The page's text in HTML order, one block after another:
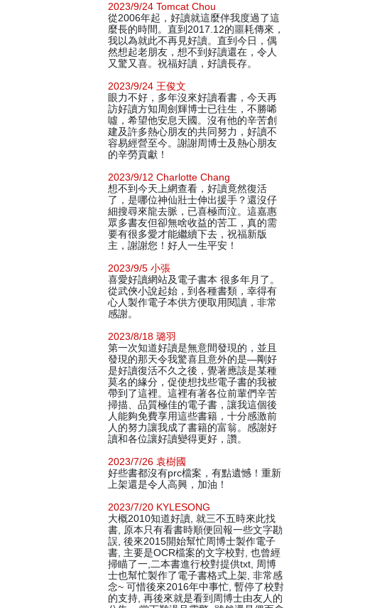
2023/9/24 Tomcat Chou
從2006年起，好讀就這麼伴我度過了這
麼長的時間。直到2017.12的噩耗傳來，
我以為就此不再見好讀。直到今日，偶
然想起老朋友，想不到好讀還在，令人
又驚又喜。祝福好讀，好讀長存。
2023/9/24 王俊文
眼力不好，多年沒來好讀看書，今天再
訪好讀方知周劍輝博士已往生，不勝唏
噓，希望他安息天國。沒有他的辛苦創
建及許多熱心朋友的共同努力，好讀不
容易經營至今。謝謝周博士及熱心朋友
的辛勞貢獻！
2023/9/12 Charlotte Chang
想不到今天上網查看，好讀竟然復活
了，是哪位神仙壯士伸出援手？還沒仔
細搜尋來龍去脈，已喜極而泣。這嘉惠
眾多書友但卻無啥收益的苦工，真的需
要有很多愛才能繼續下去，祝福新版
主，謝謝您！好人一生平安！
2023/9/5 小張
喜愛好讀網站及電子書本 很多年月了。
從武俠小說起始，到各種書類，幸得有
心人製作電子本供方便取用閱讀，非常
感謝。
2023/8/18 璐羽
第一次知道好讀是無意間發現的，並且
發現的那天令我驚喜且意外的是—剛好
是好讀復活不久之後，覺著應該是某種
莫名的緣分，促使想找些電子書的我被
帶到了這裡。這裡有著各位前輩們辛苦
掃描、品質極佳的電子書，讓我這個後
人能夠免費享用這些書籍，十分感激前
人的努力讓我成了書籍的富翁。感謝好
讀和各位讓好讀變得更好，讚。
2023/7/26 袁樹國
好些書都沒有prc檔案，有點遺憾！重新
上架還是令人高興，加油！
2023/7/20 KYLESONG
大概2010知道好讀, 就三不五時來此找
書, 原本只有看書時順便回報一些文字勘
誤, 後來2015開始幫忙周博士製作電子
書, 主要是OCR檔案的文字校對, 也曾經
掃瞄了一,二本書進行校對提供txt, 周博
士也幫忙製作了電子書格式上架, 非常感
念~ 可惜後來2016年中事忙, 暫停了校對
的支持, 再後來就是看到周博士由友人的